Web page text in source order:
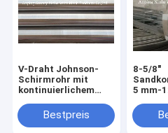
V-Draht Johnson-
Schirmrohr mit
kontinuierlichem
Wasserbrunnenfilter
Bestpreis
8-5/8"
5 mm-